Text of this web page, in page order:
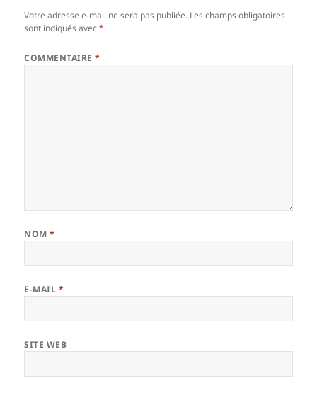
Votre adresse e-mail ne sera pas publiée. Les champs obligatoires
sont indiqués avec*
COMMENTAIRE*
NOM*
E-MAIL *
SITE WEB